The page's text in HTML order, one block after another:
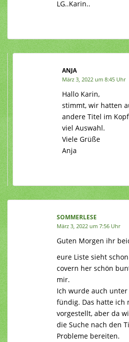
LG..Karin..
ANJA
März 3, 2022 um 8:45 Uhr
Hallo Karin,
stimmt, wir hatten
andere Titel im
viel Auswahl.
Viele Grüße
Anja
SOMMERLESE
März 3, 2022 um 7:56 Uhr
Guten Morgen ihr
eure Liste sieht
covern her schön
mir.
Ich wurde auch
fündig. Das hatte ich
vorgestellt, aber da
die Suche nach den
Probleme bereiten.